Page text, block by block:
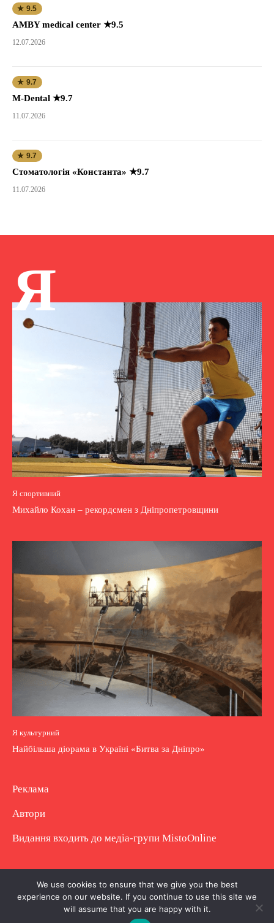
★ 9.5
AMBY medical center ★9.5
12.07.2026
★ 9.7
M-Dental ★9.7
11.07.2026
★ 9.7
Стоматологія «Константа» ★9.7
11.07.2026
Я
Я спортивний
Михайло Кохан – рекордсмен з Дніпропетровщини
Я культурний
Найбільша діорама в Україні «Битва за Дніпро»
Реклама
Автори
Видання входить до медіа-групи MistoOnline
Copyright © Повне використання матеріалу
заборонено. Частково можна з гіперпосиланням.
We use cookies to ensure that we give you the best
experience on our website. If you continue to use this site we
will assume that you are happy with it.